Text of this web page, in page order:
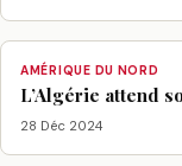
AMÉRIQUE DU NORD
L’Algérie attend
28 Déc 2024